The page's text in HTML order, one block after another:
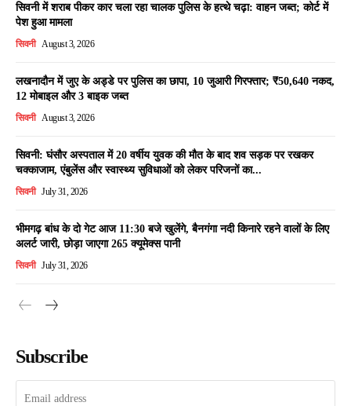
सिवनी में शराब पीकर कार चला रहा चालक पुलिस के हत्थे चढ़ा: वाहन जब्त; कोर्ट में
पेश हुआ मामला
सिवनी August 3, 2026
लखनादौन में जुए के अड्डे पर पुलिस का छापा, 10 जुआरी गिरफ्तार; ₹50,640 नकद,
12 मोबाइल और 3 बाइक जब्त
सिवनी August 3, 2026
सिवनी: घंसौर अस्पताल में 20 वर्षीय युवक की मौत के बाद शव सड़क पर रखकर
चक्काजाम, एंबुलेंस और स्वास्थ्य सुविधाओं को लेकर परिजनों का...
सिवनी July 31, 2026
भीमगढ़ बांध के दो गेट आज 11:30 बजे खुलेंगे, बैनगंगा नदी किनारे रहने वालों के लिए
अलर्ट जारी, छोड़ा जाएगा 265 क्यूमेक्स पानी
सिवनी July 31, 2026
Subscribe